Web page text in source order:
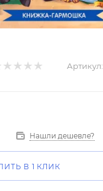
Артикул:
Нашли дешевле?
В 1 КЛИК